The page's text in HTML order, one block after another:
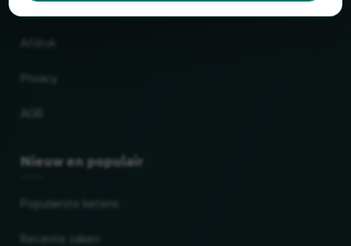
Nieuw en populair
Populairste ketens